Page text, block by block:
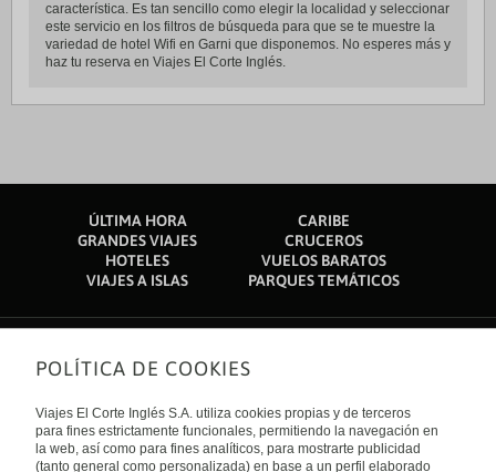
característica. Es tan sencillo como elegir la localidad y seleccionar
este servicio en los filtros de búsqueda para que se te muestre la
variedad de hotel Wifi en Garni que disponemos. No esperes más y
haz tu reserva en Viajes El Corte Inglés.
ÚLTIMA HORA
CARIBE
GRANDES VIAJES
CRUCEROS
HOTELES
VUELOS BARATOS
VIAJES A ISLAS
PARQUES TEMÁTICOS
Sobre nosotros
Quiénes somos
Financiación
Sostenibilidad
Turismo accesible
Enlaces de interés
POLÍTICA DE COOKIES
Viajes El Corte Inglés S.A. utiliza cookies propias y de terceros
para fines estrictamente funcionales, permitiendo la navegación en
la web, así como para fines analíticos, para mostrarte publicidad
(tanto general como personalizada) en base a un perfil elaborado